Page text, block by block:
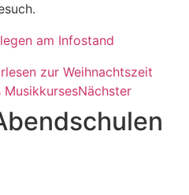
zur Weihnachtszeit
Nächster